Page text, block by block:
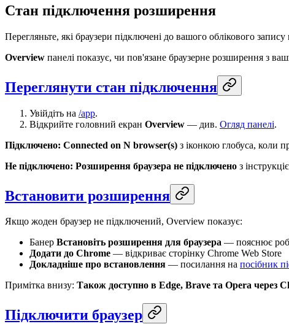
Стан підключення розширення
Перегляньте, які браузери підключені до вашого облікового
Overview панелі показує, чи пов'язане браузерне розширення з
Переглянути стан підключення
Увійдіть на /app.
Відкрийте головний екран Overview — див. Огляд панелі.
Підключено: Connected on N browser(s) з іконкою глобуса, коли
Не підключено: Розширення браузера не підключено з
Встановити розширення
Якщо жоден браузер не підключений, Overview показує:
Банер Встановіть розширення для браузера — пояснює
Додати до Chrome — відкриває сторінку Chrome Web Store
Докладніше про встановлення — посилання на посібник
Примітка внизу: Також доступно в Edge, Brave та Opera через
Підключити браузер